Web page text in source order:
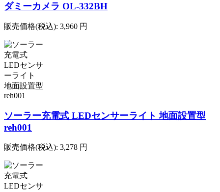
ダミーカメラ OL-332BH
販売価格(税込): 3,960 円
ソーラー充電式 LEDセンサーライト 地面設置型
reh001
販売価格(税込): 3,278 円